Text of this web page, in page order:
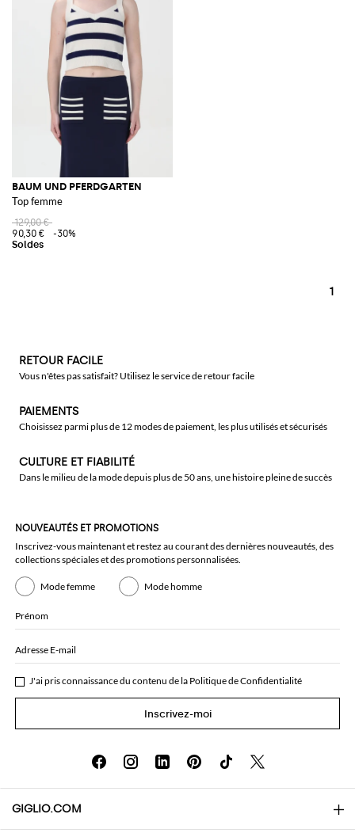
BAUM UND PFERDGARTEN
Top femme
129,00 €
90,30 €
-30%
1
RETOUR FACILE
Vous n'êtes pas satisfait? Utilisez le service de retour facile
PAIEMENTS
Choisissez parmi plus de 12 modes de paiement, les plus utilisés et sécurisés
CULTURE ET FIABILITÉ
Dans le milieu de la mode depuis plus de 50 ans, une histoire pleine de succès
NOUVEAUTÉS ET PROMOTIONS
Inscrivez-vous maintenant et restez au courant des dernières nouveautés, des
collections spéciales et des promotions personnalisées.
Mode femme Mode homme
Prénom
Adresse E-mail
J'ai pris connaissance du contenu de la Politique de Confidentialité
Inscrivez-moi
GIGLIO.COM